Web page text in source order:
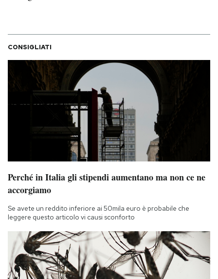
CONSIGLIATI
Perché in Italia gli stipendi aumentano ma non ce ne
accorgiamo
Se avete un reddito inferiore ai 50mila euro è probabile che
leggere questo articolo vi causi sconforto